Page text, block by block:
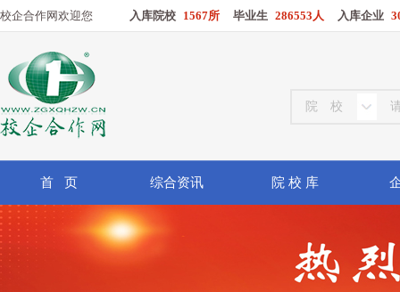
校企合作网欢迎您 入库院校 1567所 毕业生 286553人 入库企业
首 页 综合资讯 院 校 库